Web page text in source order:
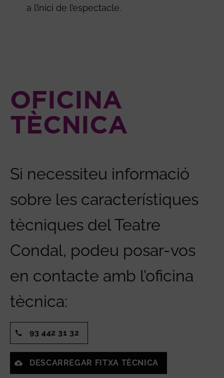
a l’inici de l’espectacle.
OFICINA
TÈCNICA
Si necessiteu informació
sobre les característiques
tècniques del Teatre
Condal, podeu posar-vos
en contacte amb l’oficina
tècnica:
93 442 31 32
DESCARREGAR FITXA TÈCNICA